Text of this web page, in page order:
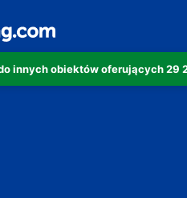
innych obiektów oferujących